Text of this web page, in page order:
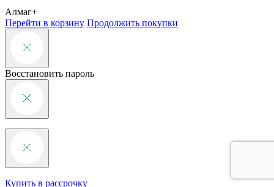
Алмаг+
Перейти в корзину Продолжить покупки
Восстановить пароль
Купить в рассрочку